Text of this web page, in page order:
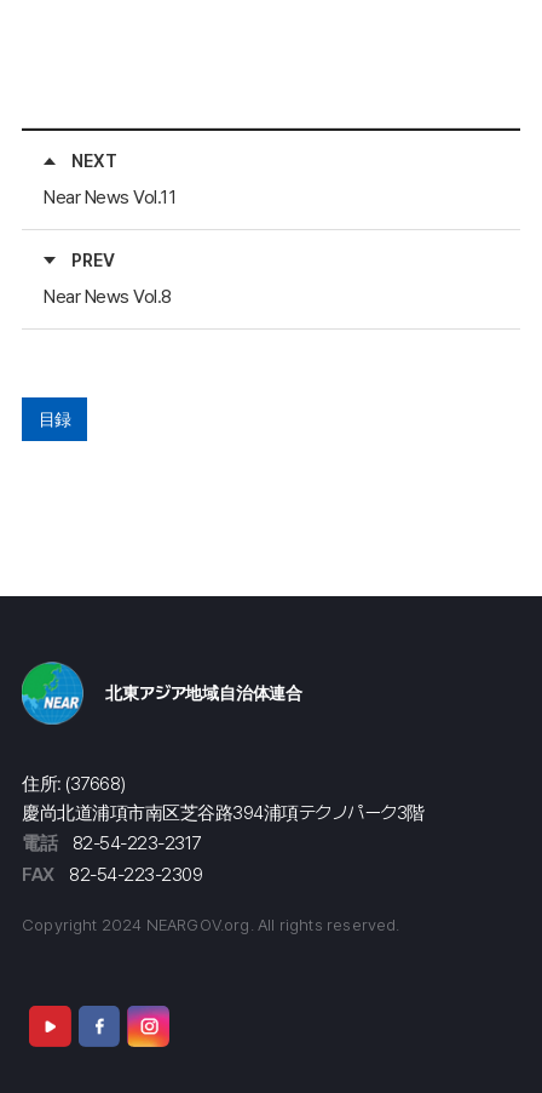
NEXT
Near News Vol.11
PREV
Near News Vol.8
目録
北東アジア地域自治体連合
住所: (37668)
慶尚北道浦項市南区芝谷路394浦項テクノパーク3階
電話
82-54-223-2317
FAX
82-54-223-2309
Copyright 2024 NEARGOV.org. All rights reserved.